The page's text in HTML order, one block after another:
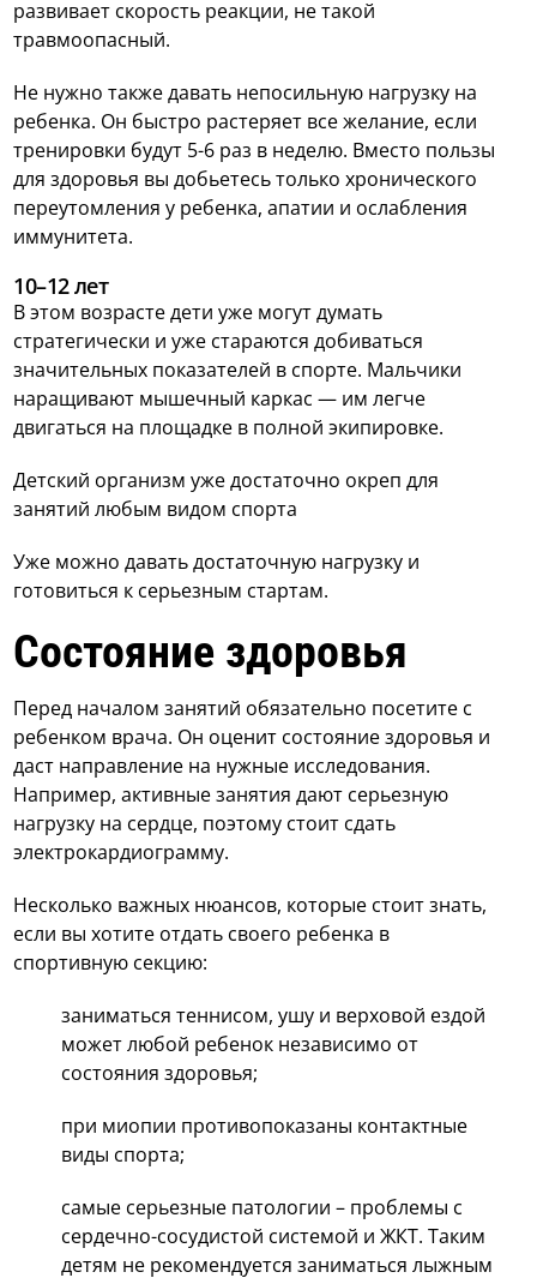
развивает скорость реакции, не такой
травмоопасный.
Не нужно также давать непосильную нагрузку на
ребенка. Он быстро растеряет все желание, если
тренировки будут 5-6 раз в неделю. Вместо пользы
для здоровья вы добьетесь только хронического
переутомления у ребенка, апатии и ослабления
иммунитета.
10–12 лет
В этом возрасте дети уже могут думать
стратегически и уже стараются добиваться
значительных показателей в спорте. Мальчики
наращивают мышечный каркас — им легче
двигаться на площадке в полной экипировке.
Детский организм уже достаточно окреп для
занятий любым видом спорта
Уже можно давать достаточную нагрузку и
готовиться к серьезным стартам.
Состояние здоровья
Перед началом занятий обязательно посетите с
ребенком врача. Он оценит состояние здоровья и
даст направление на нужные исследования.
Например, активные занятия дают серьезную
нагрузку на сердце, поэтому стоит сдать
электрокардиограмму.
Несколько важных нюансов, которые стоит знать,
если вы хотите отдать своего ребенка в
спортивную секцию:
заниматься теннисом, ушу и верховой ездой
может любой ребенок независимо от
состояния здоровья;
при миопии противопоказаны контактные
виды спорта;
самые серьезные патологии – проблемы с
сердечно-сосудистой системой и ЖКТ. Таким
детям не рекомендуется заниматься лыжным